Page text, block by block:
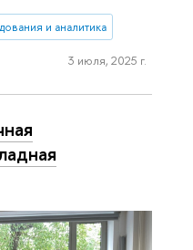
и аналитика
3 июля, 2025 г.